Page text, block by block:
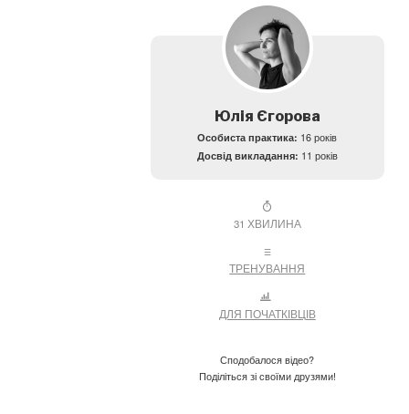
Юлія Єгорова
Особиста практика: 16 років
Досвід викладання: 11 років
31 ХВИЛИНА
ТРЕНУВАННЯ
ДЛЯ ПОЧАТКІВЦІВ
Сподобалося відео?
Поділіться зі своїми друзями!